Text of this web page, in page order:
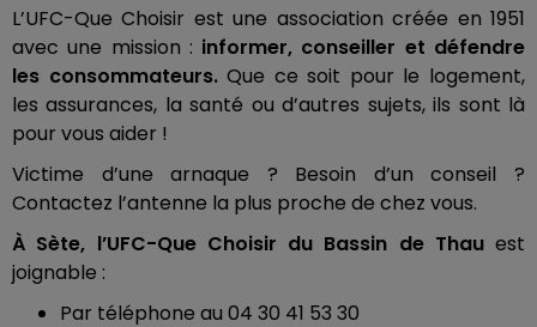
L’UFC-Que Choisir est une association créée en 1951
avec une mission : informer, conseiller et défendre
les consommateurs.Que ce soit pour le logement,
les assurances, la santé ou d’autres sujets, ils sont là
pour vous aider !
Victime d’une arnaque ? Besoin d’un conseil ?
Contactez l’antenne la plus proche de chez vous.
À Sète, l’UFC-Que Choisir du Bassin de Thau est
joignable :
Par téléphone au 04 30 41 53 30